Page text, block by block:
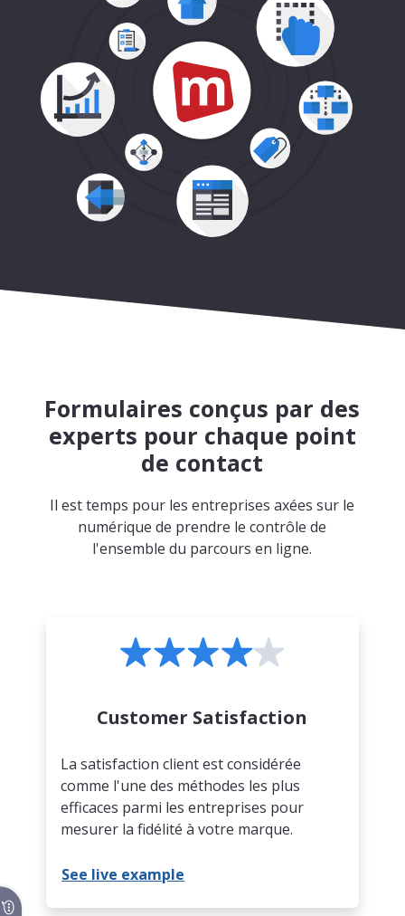
Formulaires conçus par des
experts pour chaque point
de contact
Il est temps pour les entreprises axées sur le
numérique de prendre le contrôle de
l'ensemble du parcours en ligne.
Customer Satisfaction
La satisfaction client est considérée
comme l'une des méthodes les plus
efficaces parmi les entreprises pour
mesurer la fidélité à votre marque.
See live example